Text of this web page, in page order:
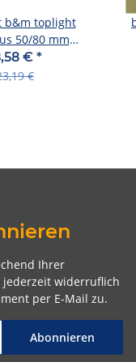
b&m toplight
50/80 mm
€ *
€
Ihrer
widerruflich
per E-Mail zu.
Abonnieren